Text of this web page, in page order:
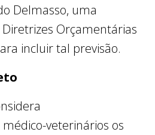
Delmasso, uma
Orçamentárias
incluir tal previsão.
veterinários os